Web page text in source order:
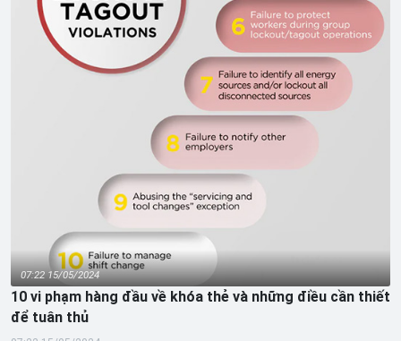
07:22 15/05/2024
10 vi phạm hàng đầu về khóa thẻ và những điều cần thiết
để tuân thủ